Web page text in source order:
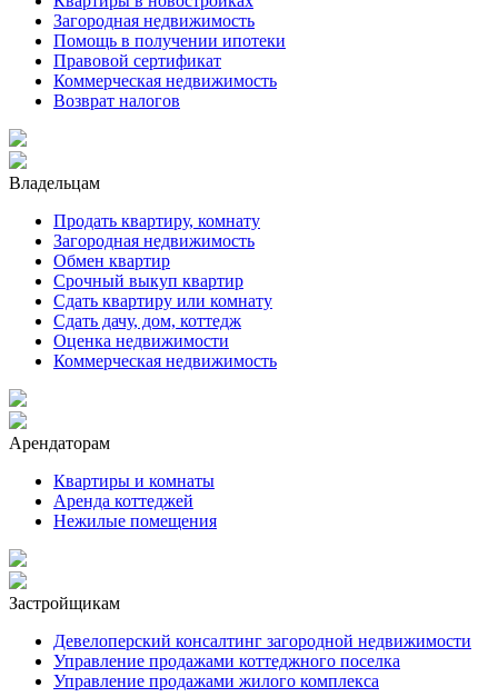
Загородная недвижимость
Помощь в получении ипотеки
Правовой сертификат
Коммерческая недвижимость
Возврат налогов
Владельцам
Продать квартиру, комнату
Загородная недвижимость
Обмен квартир
Срочный выкуп квартир
Сдать квартиру или комнату
Сдать дачу, дом, коттедж
Оценка недвижимости
Коммерческая недвижимость
Арендаторам
Квартиры и комнаты
Аренда коттеджей
Нежилые помещения
Застройщикам
Девелоперский консалтинг загородной недвижимости
Управление продажами коттеджного поселка
Управление продажами жилого комплекса